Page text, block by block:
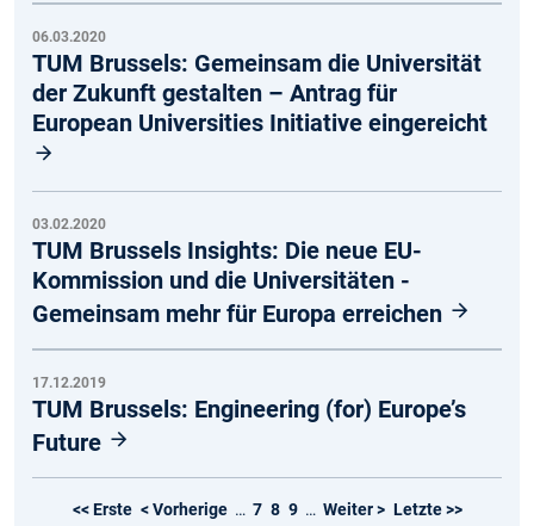
06.03.2020
TUM Brussels: Gemeinsam die Universität
der Zukunft gestalten – Antrag für
European Universities Initiative eingereicht
03.02.2020
TUM Brussels Insights: Die neue EU-
Kommission und die Universitäten -
Gemeinsam mehr für Europa erreichen
17.12.2019
TUM Brussels: Engineering (for) Europe’s
Future
<< Erste < Vorherige … 7 8 9 … Weiter > Letzte >>